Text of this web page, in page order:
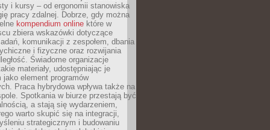
i kursy – od ergonomii stanowiska
pracy zdalnej. Dobrze, gdy można
kompendium online które w
zbiera wskazówki dotyczące
komunikacji z zespołem, dbania
i fizyczne oraz rozwijania
Świadome organizacje
materiały, udostępniając je
jako element programów
Praca hybrydowa wpływa także na
Spotkania w biurze przestają być
a stają się wydarzeniem,
warto skupić się na integracji,
strategicznym i budowaniu